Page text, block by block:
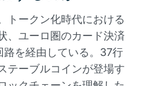
トークン化時代における
、ユーロ圏のカード決済
を経由している。37行
テーブルコインが登場す